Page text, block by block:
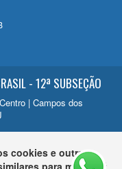
- 12ª SUBSEÇÃO
| Campos dos
cookies e outras
para melhorar